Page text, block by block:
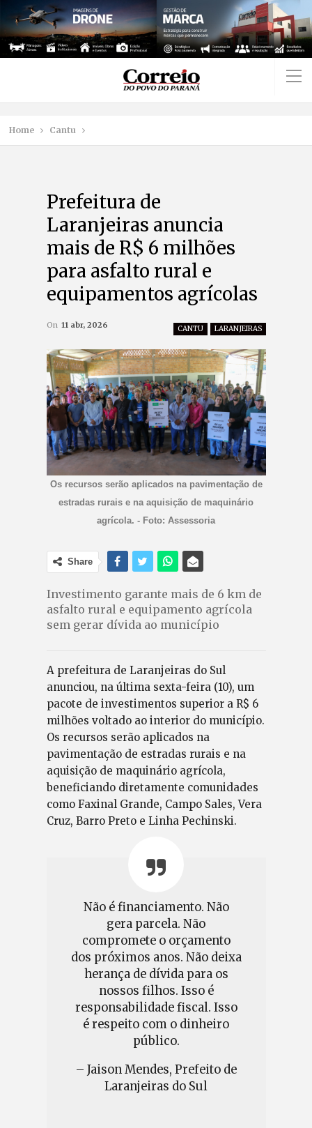
Home Cantu
Prefeitura de
Laranjeiras anuncia
mais de R$ 6 milhões
para asfalto rural e
equipamentos agrícolas
CANTU LARANJEIRAS
On 11 abr, 2026
Os recursos serão aplicados na pavimentação de
estradas rurais e na aquisição de maquinário
agrícola. - Foto: Assessoria
Share
Investimento garante mais de 6 km de
asfalto rural e equipamento agrícola
sem gerar dívida ao município
A prefeitura de Laranjeiras do Sul
anunciou, na última sexta-feira (10), um
pacote de investimentos superior a R$ 6
milhões voltado ao interior do município.
Os recursos serão aplicados na
pavimentação de estradas rurais e na
aquisição de maquinário agrícola,
beneficiando diretamente comunidades
como Faxinal Grande, Campo Sales, Vera
Cruz, Barro Preto e Linha Pechinski.
Não é financiamento. Não
gera parcela. Não
compromete o orçamento
dos próximos anos. Não deixa
herança de dívida para os
nossos filhos. Isso é
responsabilidade fiscal. Isso
é respeito com o dinheiro
público.
– Jaison Mendes, Prefeito de
Laranjeiras do Sul